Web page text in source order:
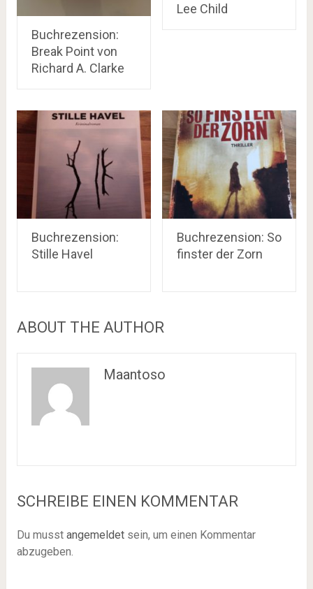
Buchrezension:
Break Point von
Richard A. Clarke
Lee Child
Buchrezension:
Stille Havel
Buchrezension: So
finster der Zorn
ABOUT THE AUTHOR
Maantoso
SCHREIBE EINEN KOMMENTAR
Du musst angemeldetsein, um einen Kommentar
abzugeben.